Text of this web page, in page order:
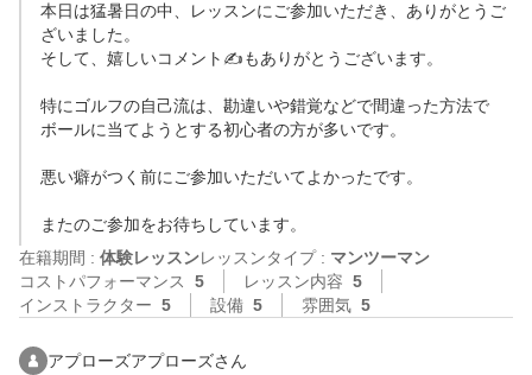
本日は猛暑日の中、レッスンにご参加いただき、ありがとうご
ざいました。
そして、嬉しいコメント✍️もありがとうございます。
特にゴルフの自己流は、勘違いや錯覚などで間違った方法で
ボールに当てようとする初心者の方が多いです。
悪い癖がつく前にご参加いただいてよかったです。
またのご参加をお待ちしています。
在籍期間 : 体験レッスンレッスンタイプ : マンツーマン
コストパフォーマンス
5 レッスン内容 5
インストラクター 5 設備 5 雰囲気 5
アプローズアプローズさん